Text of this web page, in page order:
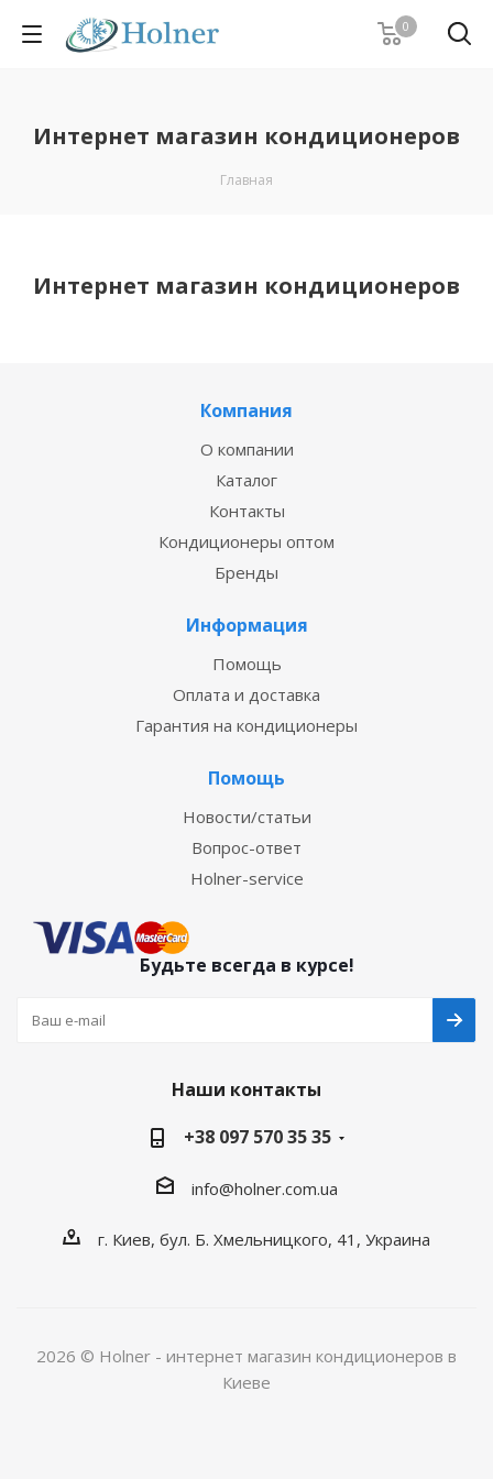
0
Интернет магазин кондиционеров
Главная
Интернет магазин кондиционеров
Компания
О компании
Каталог
Контакты
Кондиционеры оптом
Бренды
Информация
Помощь
Оплата и доставка
Гарантия на кондиционеры
Помощь
Новости/статьи
Вопрос-ответ
Holner-service
Будьте всегда в курсе!
Наши контакты
+38 097 570 35 35
info@holner.com.ua
г. Киев, бул. Б. Хмельницкого, 41, Украина
2026 © Holner - интернет магазин кондиционеров в
Киеве